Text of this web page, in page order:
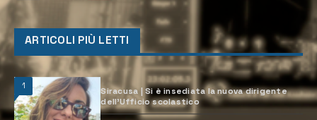
ARTICOLI PIÙ LETTI
1
Siracusa | Si è insediata la nuova dirigente
dell’Ufficio scolastico